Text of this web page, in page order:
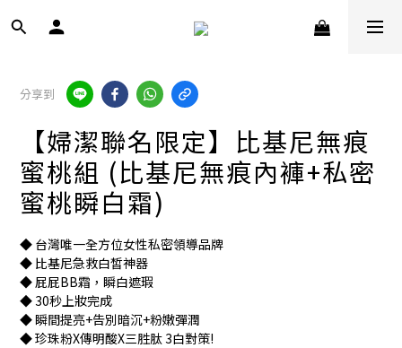
分享到
【婦潔聯名限定】比基尼無痕
蜜桃組 (比基尼無痕內褲+私密
蜜桃瞬白霜)
◆ 台灣唯一全方位女性私密領導品牌
◆ 比基尼急救白皙神器
◆ 屁屁BB霜，瞬白遮瑕
◆ 30秒上妝完成
◆ 瞬間提亮+告別暗沉+粉嫩彈潤
◆ 珍珠粉X傳明酸X三胜肽 3白對策!